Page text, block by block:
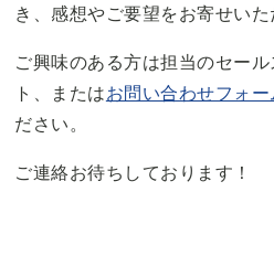
き、感想やご要望をお寄せいた
ご興味のある方は担当のセー
ト、またはお問い合わせフォー
ださい。
ご連絡お待ちしております！